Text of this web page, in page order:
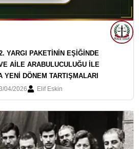
YARGI PAKETİNİN EŞİĞİNDE
AİLE ARABULUCULUĞU İLE
YENİ DÖNEM TARTIŞMALARI
04/2026 Elif Eskin